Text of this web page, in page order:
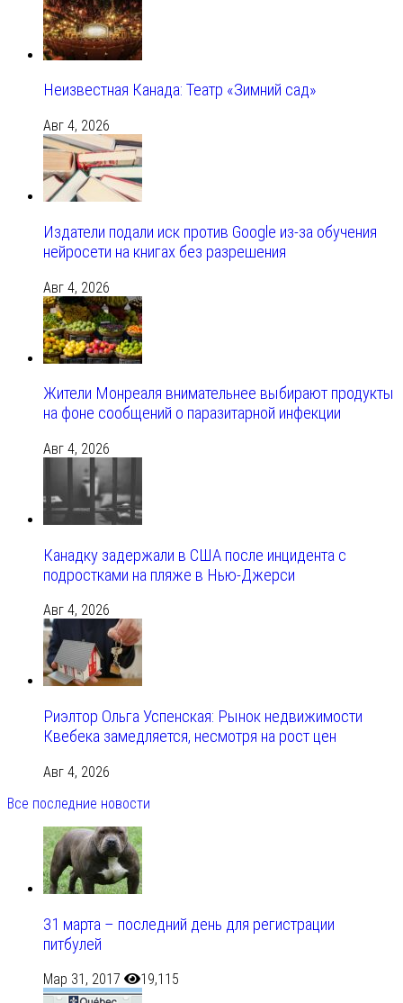
Неизвестная Канада: Театр «Зимний сад»
Авг 4, 2026
Издатели подали иск против Google из‑за обучения
нейросети на книгах без разрешения
Авг 4, 2026
Жители Монреаля внимательнее выбирают продукты
на фоне сообщений о паразитарной инфекции
Авг 4, 2026
Канадку задержали в США после инцидента с
подростками на пляже в Нью-Джерси
Авг 4, 2026
Риэлтор Ольга Успенская: Рынок недвижимости
Квебека замедляется, несмотря на рост цен
Авг 4, 2026
Все последние новости
31 марта – последний день для регистрации
питбулей
Мар 31, 2017 19,115